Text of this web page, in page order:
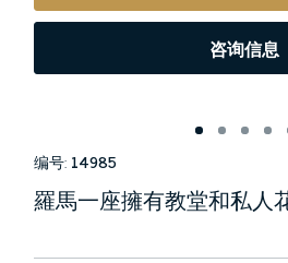
咨询信息
编号: 14985
羅馬一座擁有教堂和私人